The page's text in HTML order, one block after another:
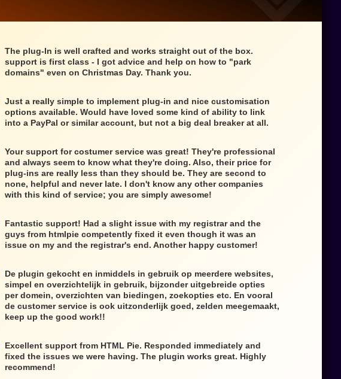
The plug-In is well crafted and works straight out of the box.
support is first class - I got advice and help on how to "park
domains" even on Christmas Day. Thank you.
Just a really simple to implement plug-in and nice customisation
options available. Would have loved some kind of ability to link
into a PayPal or similar account, but not a big deal breaker at all.
Your support for costumer service was great! They're professional
and always seem to know what they're doing. Also, their price for
plug-ins are really less than they should be. They are second to
none, helpful and never late. I don't know any other companies
with this kind of service; you are simply awesome!
Fantastic support! Had a slight issue with my registrar and the
guys from htmlpie competently fixed it even though it was an
issue on my and the registrar's end. Another happy customer!
De plugin gekocht en inmiddels in gebruik op meerdere websites,
simpel en overzichtelijk in gebruik, bijzonder uitgebreide opties
per domein, overzichten van biedingen, zoekopties etc. En vooral
de customer service is ook uitzonderlijk goed, zelden meegemaakt,
keep up the good work!!
Excellent support from HTML Pie. Responded immediately and
fixed the issues we were having. The plugin works great. Highly
recommend!